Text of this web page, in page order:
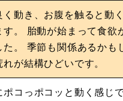
く動き、お腹を触ると動
す。 胎動が始まって食欲
た。 季節も関係あるかも
が結構ひどいです。
ポコっポコッと動く感じ